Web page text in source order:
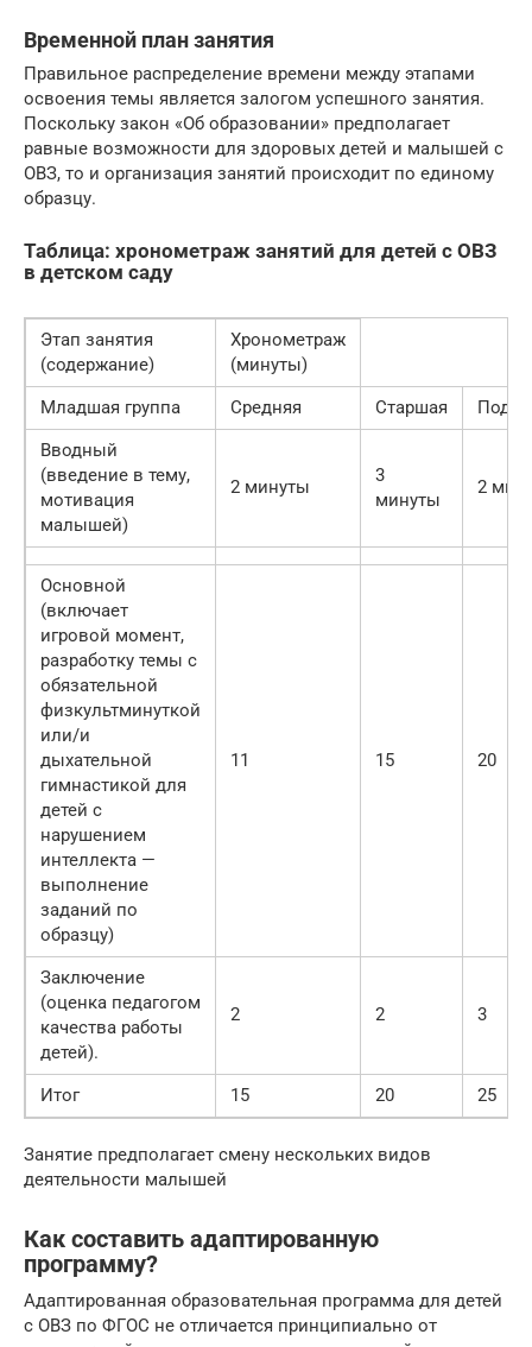
Временной план занятия
Правильное распределение времени между этапами
освоения темы является залогом успешного занятия.
Поскольку закон «Об образовании» предполагает
равные возможности для здоровых детей и малышей с
ОВЗ, то и организация занятий происходит по единому
образцу.
Таблица: хронометраж занятий для детей с ОВЗ
в детском саду
Этап занятия
(содержание)
Хронометраж
(минуты)
Младшая группа
Средняя Старшая
Вводный
(введение в тему,
мотивация
малышей)
2 минуты
3
минуты
2
Основной
(включает
игровой момент,
разработку темы с
обязательной
физкультминуткой
или/и
дыхательной
гимнастикой для
детей с
нарушением
интеллекта —
выполнение
заданий по
образцу)
11 15 20
Заключение
(оценка педагогом
качества работы
детей).
2 2 3
Итог 15 20 25
Занятие предполагает смену нескольких видов
деятельности малышей
Как составить адаптированную
программу?
Адаптированная образовательная программа для детей
с ОВЗ по ФГОС не отличается принципиально от